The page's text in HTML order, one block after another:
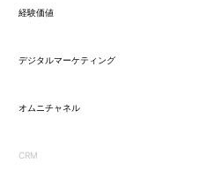
経験価値
デジタルマーケティング
オムニチャネル
CRM